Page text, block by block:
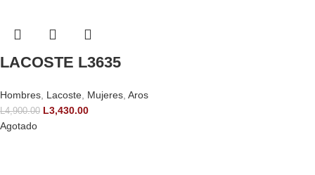
LACOSTE L3635
Hombres, Lacoste, Mujeres, Aros
L4,900.00 L3,430.00
Agotado